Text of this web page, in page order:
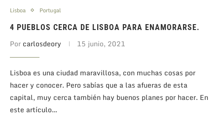
Lisboa Portugal
4 PUEBLOS CERCA DE LISBOA PARA ENAMORARSE.
Por carlosdeory 15 junio, 2021
Lisboa es una ciudad maravillosa, con muchas cosas por
hacer y conocer. Pero sabías que a las afueras de esta
capital, muy cerca también hay buenos planes por hacer. En
este artículo…